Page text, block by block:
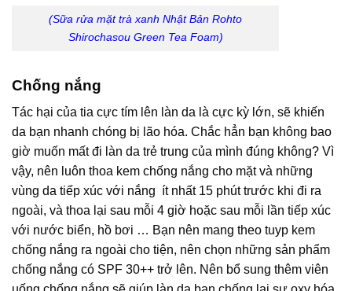
(Sữa rửa mặt trà xanh Nhật Bản Rohto
Shirochasou Green Tea Foam)
Chống nắng
Tác hại của tia cực tím lên làn da là cực kỳ lớn, sẽ khiến
da bạn nhanh chóng bị lão hóa. Chắc hẳn bạn không bao
giờ muốn mất đi làn da trẻ trung của mình đúng không? Vì
vậy, nên luôn thoa kem chống nắng cho mặt và những
vùng da tiếp xúc với nắng ít nhất 15 phút trước khi đi ra
ngoài, và thoa lại sau mỗi 4 giờ hoặc sau mỗi lần tiếp xúc
với nước biển, hồ bơi … Bạn nên mang theo tuyp kem
chống nắng ra ngoài cho tiện, nên chọn những sản phẩm
chống nắng có SPF 30++ trở lên. Nên bổ sung thêm viên